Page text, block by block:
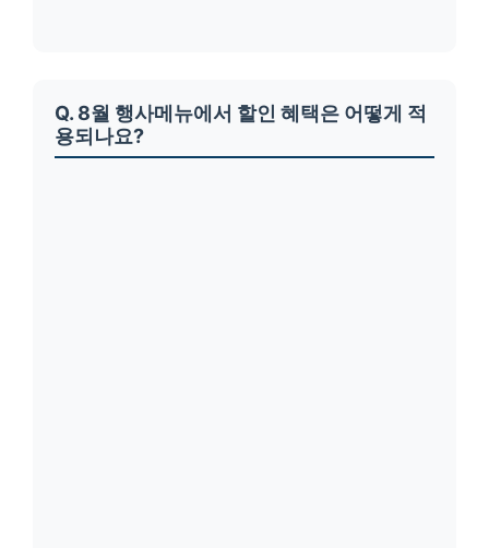
Q. 8월 행사메뉴에서 할인 혜택은 어떻게 적
용되나요?